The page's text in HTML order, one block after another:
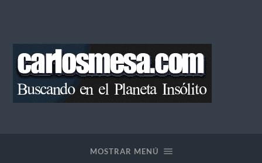
MOSTRAR MENÚ